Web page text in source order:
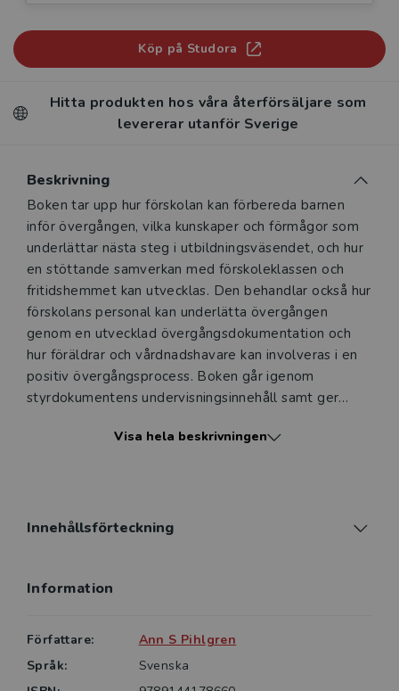
Köp på Studora
Hitta produkten hos våra återförsäljare som
levererar utanför Sverige
Beskrivning
Beskrivning
Boken tar upp hur förskolan kan förbereda barnen
inför övergången, vilka kunskaper och förmågor som
underlättar nästa steg i utbildningsväsendet, och hur
en stöttande samverkan med förskoleklassen och
fritidshemmet kan utvecklas. Den behandlar också hur
förskolans personal kan underlätta övergången
genom en utvecklad övergångsdokumentation och
hur föräldrar och vårdnadshavare kan involveras i en
positiv övergångsprocess. Boken går igenom
styrdokumentens undervisningsinnehåll samt ger
hanteras. Den är ett stöd för förskolans arbete med
förslag till processarbeten som följer på varje kapitel
processarbetena kan arbetslaget rusta barnen för
kan också läsas på egen hand. I slutet av varje avsnitt
fördjupningstexter.
Visa hela beskrivningen
Innehållsförteckning
Information
Författare:
Ann S Pihlgren
Språk:
Svenska